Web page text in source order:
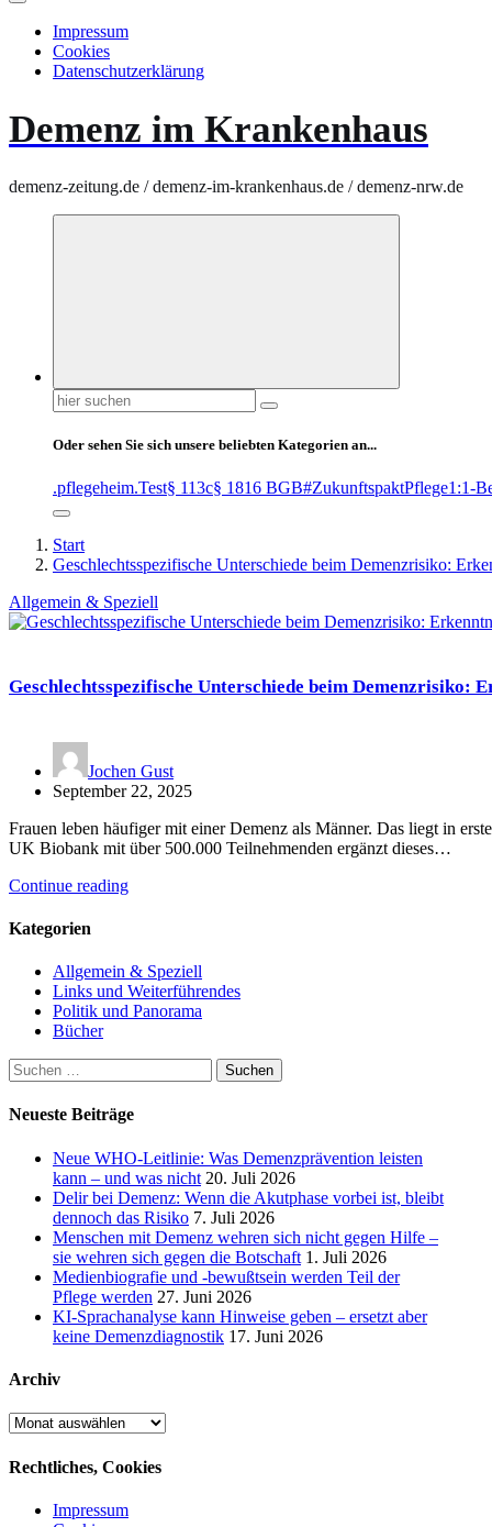
Impressum
Cookies
Datenschutzerklärung
Demenz im Krankenhaus
demenz-zeitung.de / demenz-im-krankenhaus.de / demenz-nrw.de
Suchen
nach:
Oder sehen Sie sich unsere beliebten Kategorien an...
.pflegeheim.Test§ 113c§ 1816 BGB#ZukunftspaktPflege1:1-
Start
Geschlechtsspezifische Unterschiede beim Demenzrisiko:
Allgemein & Speziell
Geschlechtsspezifische Unterschiede beim Demenzrisiko:
Jochen Gust
September 22, 2025
Frauen leben häufiger mit einer Demenz als Männer. Das liegt in
UK Biobank mit über 500.000 Teilnehmenden ergänzt dieses…
Continue reading
Kategorien
Allgemein & Speziell
Links und Weiterführendes
Politik und Panorama
Bücher
Suchen
nach:
Neueste Beiträge
Neue WHO-Leitlinie: Was Demenzprävention leisten
kann – und was nicht 20. Juli 2026
Delir bei Demenz: Wenn die Akutphase vorbei ist, bleibt
dennoch das Risiko 7. Juli 2026
Menschen mit Demenz wehren sich nicht gegen Hilfe –
sie wehren sich gegen die Botschaft 1. Juli 2026
Medienbiografie und -bewußtsein werden Teil der
Pflege werden 27. Juni 2026
KI-Sprachanalyse kann Hinweise geben – ersetzt aber
keine Demenzdiagnostik 17. Juni 2026
Archiv
Archiv
Rechtliches, Cookies
Impressum